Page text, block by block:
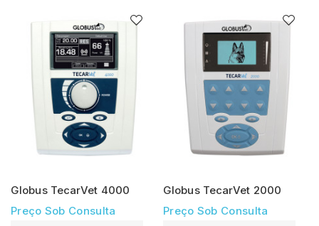
Globus TecarVet 4000
Preço Sob Consulta
Globus TecarVet 2000
Preço Sob Consulta